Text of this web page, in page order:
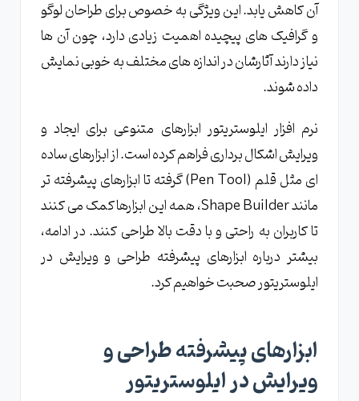
آن کاهش یابد. این ویژگی به خصوص برای طراحان لوگو
و گرافیک های پیچیده اهمیت زیادی دارد، چون آن ها
نیاز دارند آثارشان در اندازه های مختلف به خوبی نمایش
داده شوند.
نرم افزار ایلوستریتور ابزارهای متنوعی برای ایجاد و
ویرایش اشکال برداری فراهم کرده است. از ابزارهای ساده
ای مثل قلم (Pen Tool) گرفته تا ابزارهای پیشرفته تر
مانند Shape Builder، همه این ابزارها کمک می کنند
تا کاربران به راحتی و با دقت بالا طراحی کنند. در ادامه،
بیشتر درباره ابزارهای پیشرفته طراحی و ویرایش در
ایلوستریتور صحبت خواهیم کرد.
ابزارهای پیشرفته طراحی و
ویرایش در ایلوستریتور